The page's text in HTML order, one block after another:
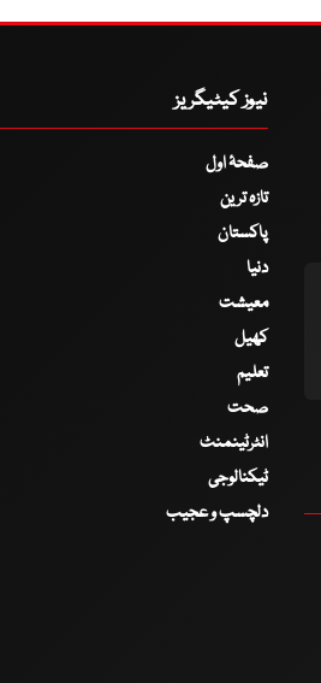
نیوز کیٹیگریز
صفحۂ اول
تازہ ترین
پاکستان
دنیا
معیشت
کھیل
تعلیم
صحت
انٹرٹینمنٹ
ٹیکنالوجی
دلچسپ و عجیب